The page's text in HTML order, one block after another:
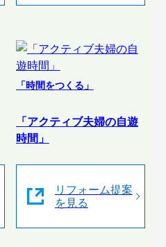
「時間をつくる」
「アクティブ夫婦の自遊
時間」
リフォーム提案
を見る